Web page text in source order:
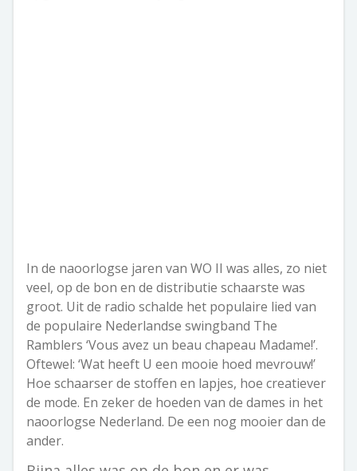
In de naoorlogse jaren van WO II was alles, zo niet
veel, op de bon en de distributie schaarste was
groot. Uit de radio schalde het populaire lied van
de populaire Nederlandse swingband The
Ramblers ‘Vous avez un beau chapeau Madame!’.
Oftewel: ‘Wat heeft U een mooie hoed mevrouw!’
Hoe schaarser de stoffen en lapjes, hoe creatiever
de mode. En zeker de hoeden van de dames in het
naoorlogse Nederland. De een nog mooier dan de
ander.